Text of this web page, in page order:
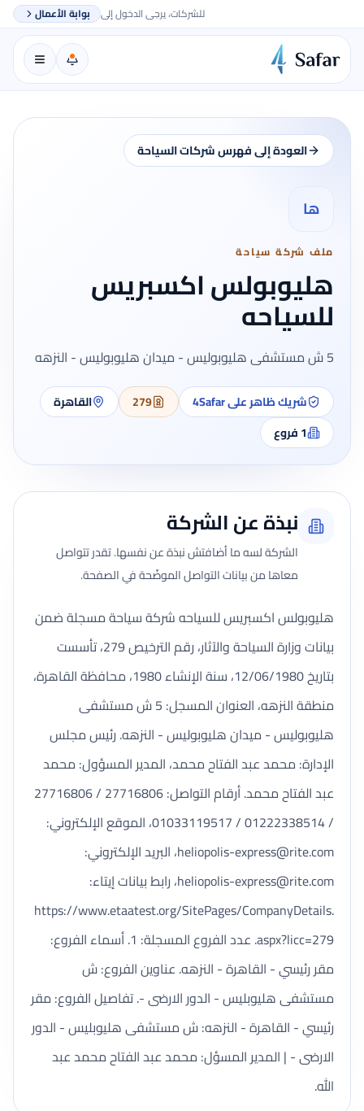
للشركات، يرجى الدخول إلى بوابة الأعمال
العودة إلى فهرس شركات السياحة
ها
ملف شركة سياحة
هليوبولس اكسبريس
للسياحه
5 ش مستشفى هليوبوليس - ميدان هليوبوليس - النزهه
شريك ظاهر على 4Safar 279
القاهرة
1فروع
نبذة عن الشركة
الشركة لسه ما أضافتش نبذة عن نفسها. تقدر تتواصل
معاها من بيانات التواصل الموضّحة في الصفحة.
هليوبولس اكسبريس للسياحه شركة سياحة مسجلة ضمن
بيانات وزارة السياحة والآثار، رقم الترخيص 279، تأسست
بتاريخ 12/06/1980، سنة الإنشاء 1980، محافظة القاهرة،
منطقة النزهه، العنوان المسجل: 5 ش مستشفى
هليوبوليس - ميدان هليوبوليس - النزهه. رئيس مجلس
الإدارة: محمد عبد الفتاح محمد، المدير المسؤول: محمد
عبد الفتاح محمد. أرقام التواصل: 27716806 / 27716806
/ 01222338514 / 01033119517، الموقع الإلكتروني:
heliopolis-express@rite.com، البريد الإلكتروني:
heliopolis-express@rite.com، رابط بيانات إيتاء:
https://www.etaatest.org/SitePages/CompanyDetails.
aspx?licc=279. عدد الفروع المسجلة: 1. أسماء الفروع:
مقر رئيسي - القاهرة - النزهه. عناوين الفروع: ش
مستشفى هليوبليس - الدور الارضى -. تفاصيل الفروع: مقر
رئيسي - القاهرة - النزهه: ش مستشفى هليوبليس - الدور
الارضى - | المدير المسؤل: محمد عبد الفتاح محمد عبد
الله.